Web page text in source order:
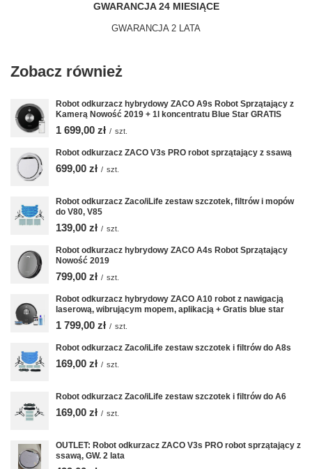
GWARANCJA 24 MIESIĄCE
GWARANCJA 2 LATA
Zobacz również
Robot odkurzacz hybrydowy ZACO A9s Robot Sprzątający z
Kamerą Nowość 2019 + 1l koncentratu Blue Star GRATIS
1 699,00 zł / szt.
Robot odkurzacz ZACO V3s PRO robot sprzątający z ssawą
699,00 zł / szt.
Robot odkurzacz Zaco/iLife zestaw szczotek, filtrów i mopów
do V80, V85
139,00 zł / szt.
Robot odkurzacz hybrydowy ZACO A4s Robot Sprzątający
Nowość 2019
799,00 zł / szt.
Robot odkurzacz hybrydowy ZACO A10 robot z nawigacją
laserową, wibrującym mopem, aplikacją + Gratis blue star
1 799,00 zł / szt.
Robot odkurzacz Zaco/iLife zestaw szczotek i filtrów do A8s
169,00 zł / szt.
Robot odkurzacz Zaco/iLife zestaw szczotek i filtrów do A6
169,00 zł / szt.
OUTLET: Robot odkurzacz ZACO V3s PRO robot sprzątający z
ssawą, GW. 2 lata